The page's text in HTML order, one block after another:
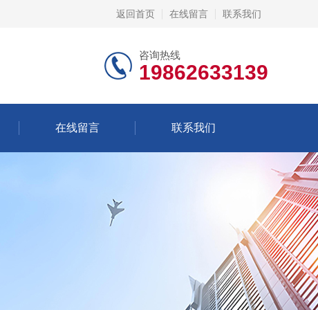
返回首页 在线留言 联系我们
咨询热线
19862633139
在线留言 联系我们